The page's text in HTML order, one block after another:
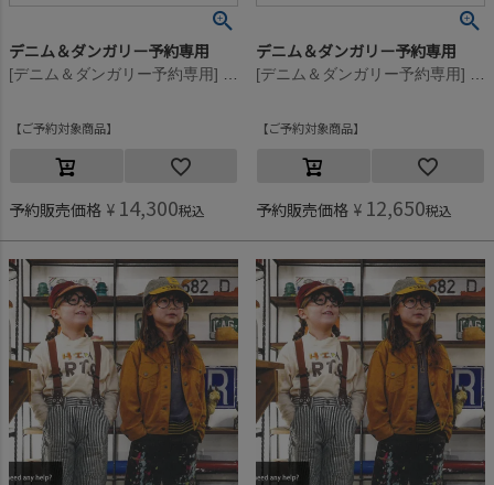
デニム＆ダンガリー予約専用
ご予約対象商品
予約販売価格 ¥ 14,300税込
デニム＆ダンガリー予約専用
ご予約対象商品
予約販売価格 ¥ 12,650税込